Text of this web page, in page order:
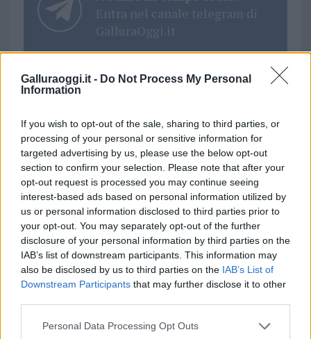
Galluraoggi.it - Do Not Process My Personal
Information
If you wish to opt-out of the sale, sharing to third parties, or
processing of your personal or sensitive information for
targeted advertising by us, please use the below opt-out
section to confirm your selection. Please note that after your
opt-out request is processed you may continue seeing
interest-based ads based on personal information utilized by
us or personal information disclosed to third parties prior to
your opt-out. You may separately opt-out of the further
disclosure of your personal information by third parties on the
IAB’s list of downstream participants. This information may
also be disclosed by us to third parties on the IAB’s List of
Downstream Participants that may further disclose it to other
Please note that this website/app uses one or more Google
Personal Data Processing Opt Outs
Entra nel canale telegram di
GalluraOggi.it
i tuoi video e le tue foto
Su WhatsApp al numero +39
345 356 7512
Ricevi le nostre ultime news
daGoogle News
Condividi l'articolo